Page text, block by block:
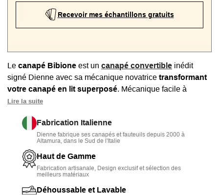
Recevoir mes échantillons gratuits
Le canapé Bibione est un canapé convertible inédit
signé Dienne avec sa mécanique novatrice transformant
votre canapé en lit superposé. Mécanique facile à
déployer et entièrement sécurisé permettant de disposer
tissu & coloris. Déhoussable. Fabriqué en Italie. Garantie 2
Lire la suite
Fabrication Italienne
Dienne fabrique ses canapés et fauteuils depuis 2000 à
Altamura, dans le Sud de l'Italie
Haut de Gamme
Fabrication artisanale, Design exclusif et sélection des
meilleurs matériaux
Déhoussable et Lavable